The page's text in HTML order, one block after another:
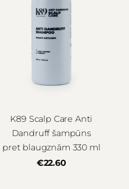
K89 Scalp Care Anti
Dandruff šampūns
pret blaugznām 330 ml
€22.60